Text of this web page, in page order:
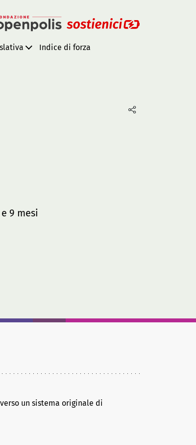
Indice di forza
9 mesi
un sistema originale di